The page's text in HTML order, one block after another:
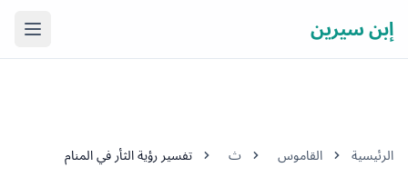
إبن سيرين فتح
الرئيسية القاموس ث تفسير رؤية الثأر في المنام